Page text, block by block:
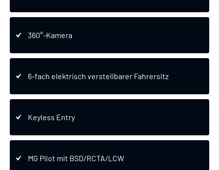
360°-Kamera
6-fach elektrisch verstellbarer Fahrersitz
Keyless Entry
MG Pilot mit BSD/RCTA/LCW